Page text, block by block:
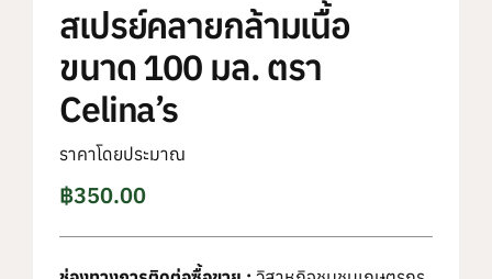
สเปรย์คลายกล้ามเนื้อ
ขนาด 100 มล. ตรา
Celina’s
ราคาโดยประมาณ
฿350.00